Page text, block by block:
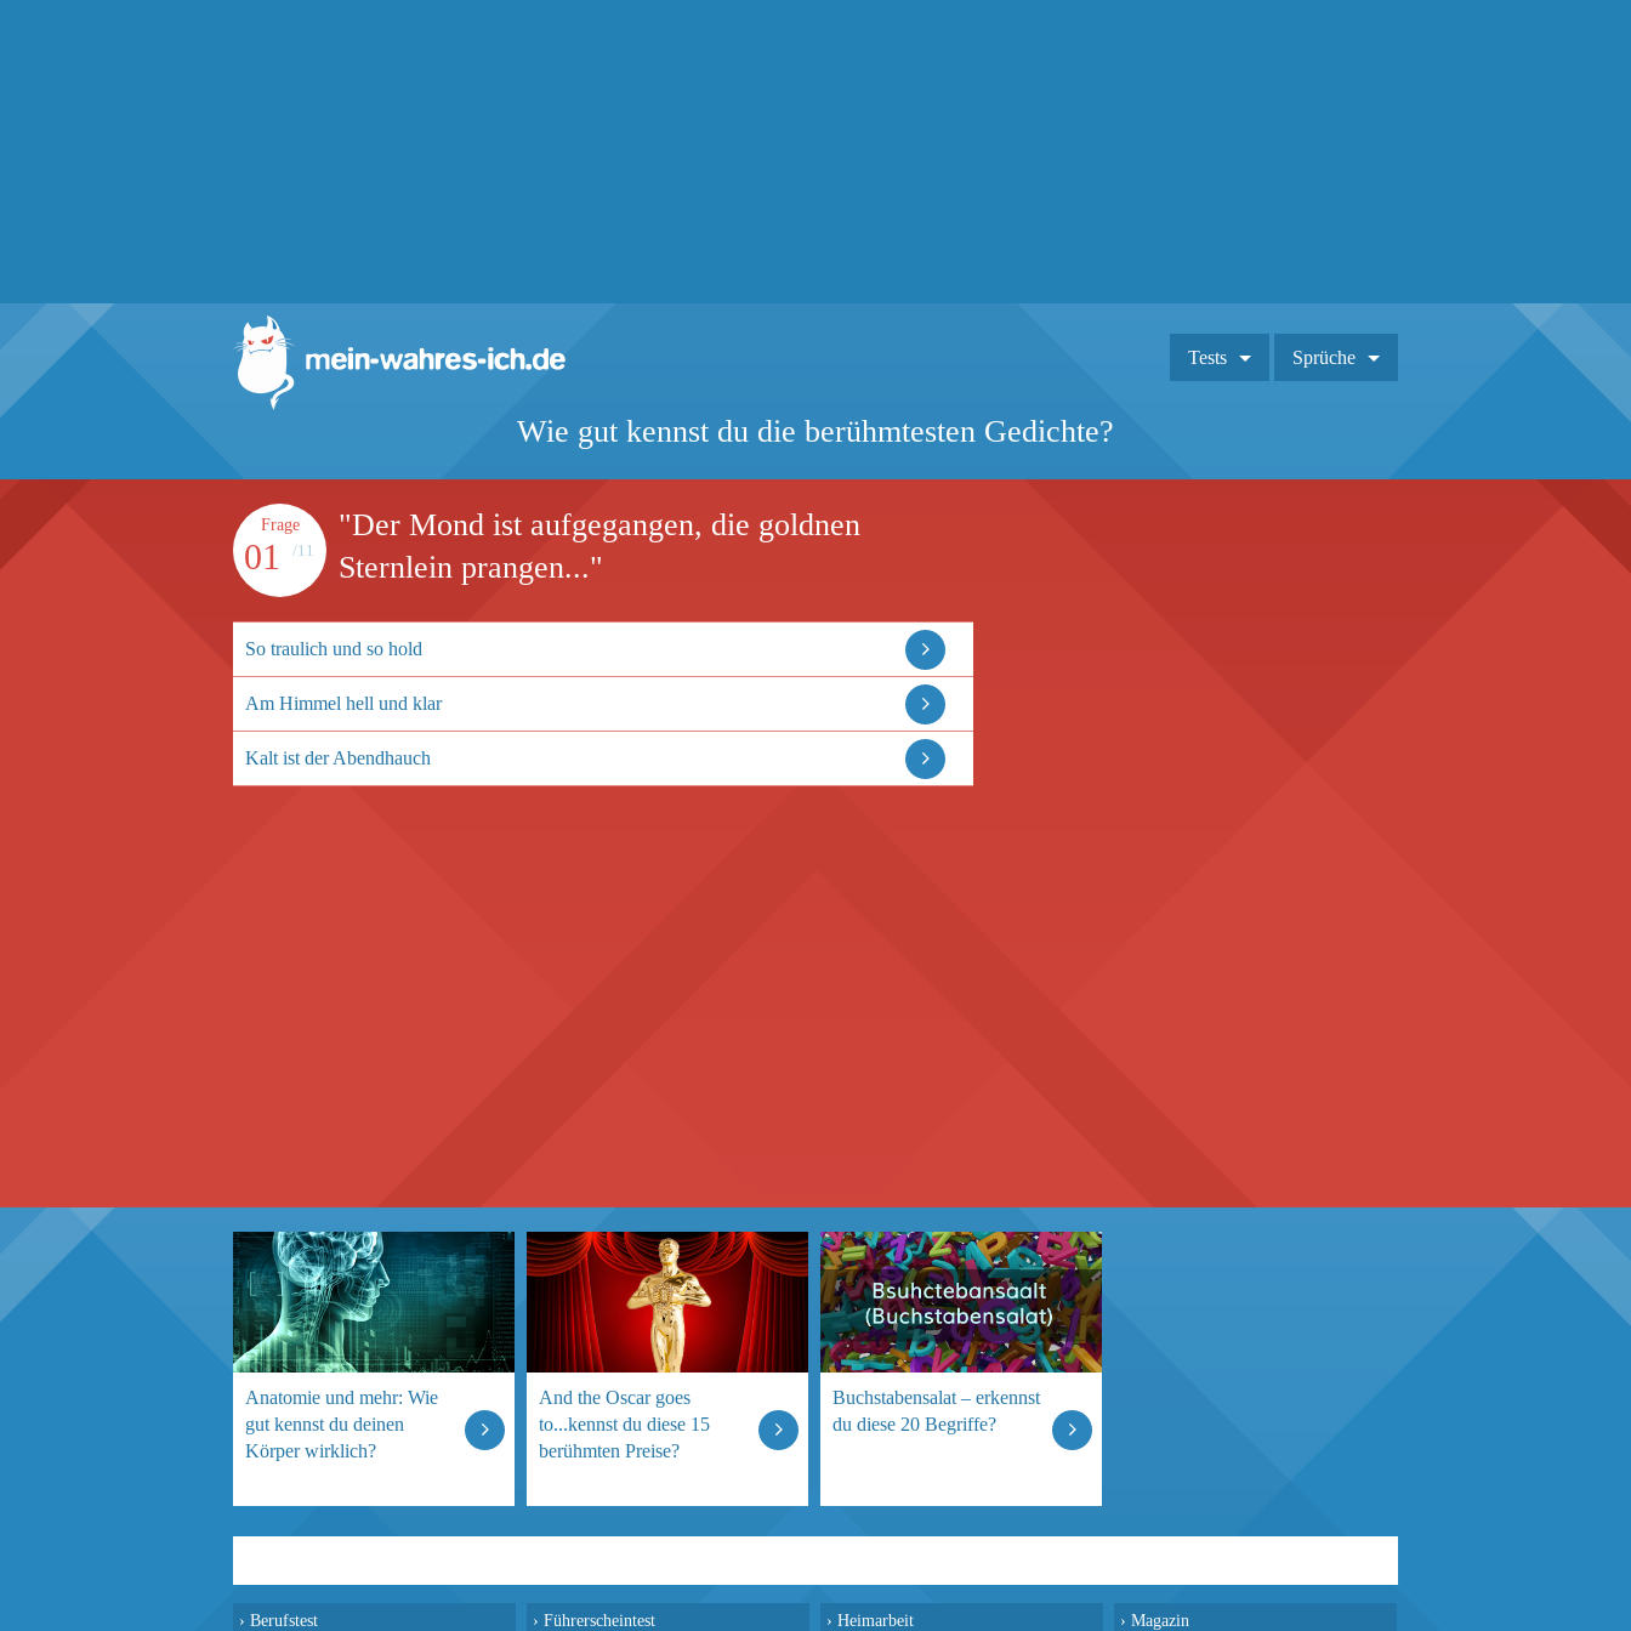
Tests Sprüche
Wie gut kennst du die berühmtesten Gedichte?
Frage
01 /11
"Der Mond ist aufgegangen, die goldnen
Sternlein prangen..."
So traulich und so hold
Am Himmel hell und klar
Kalt ist der Abendhauch
Anatomie und mehr: Wie
gut kennst du deinen
Körper wirklich?
And the Oscar goes
to...kennst du diese 15
berühmten Preise?
Buchstabensalat – erkennst
du diese 20 Begriffe?
› Berufstest › Führerscheintest › Heimarbeit › Magazin